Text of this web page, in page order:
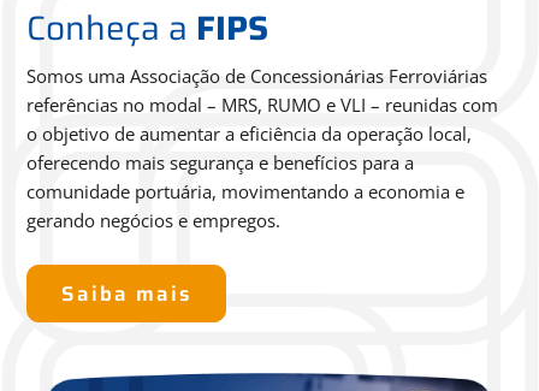
Conheça a FIPS
Somos uma Associação de Concessionárias Ferroviárias
referências no modal – MRS, RUMO e VLI – reunidas com
o objetivo de aumentar a eficiência da operação local,
oferecendo mais segurança e benefícios para a
comunidade portuária, movimentando a economia e
gerando negócios e empregos.
Saiba mais